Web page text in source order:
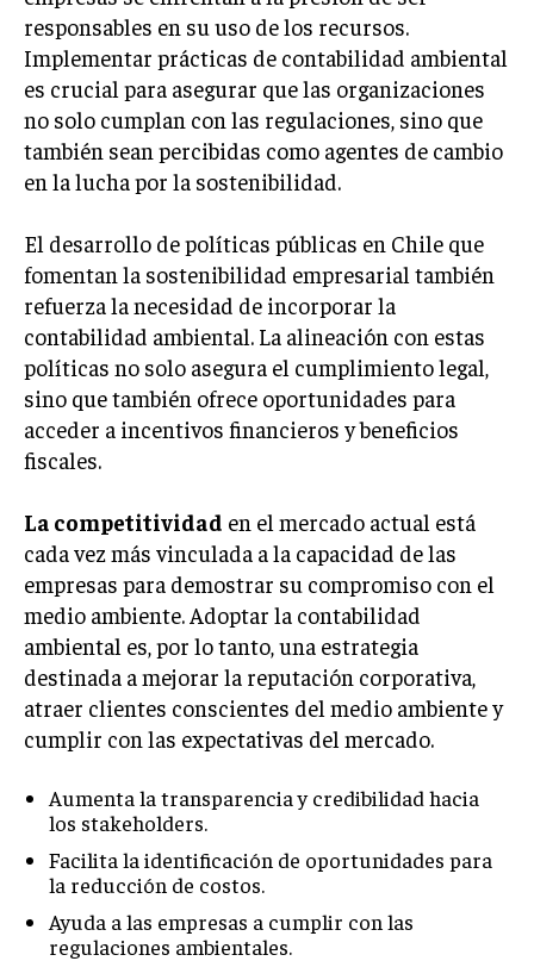
ÉTICA EMPRESARIAL Y RESPONSABILIDAD
SOCIAL
BLOG
Ricardo Mendoza
Soy Ricardo Mendoza, periodista de negocios e
innovación, con amplia trayectoria. Desde hace
más de diez años, colaboro en un reconocido
portal de noticias, abarcando desde noticias
corporativas hasta tendencias innovadoras. Creo firmemente en
el periodismo como motor de cambio, manteniendo a la
sociedad actualizada y proactiva.
Infórmate aquí.
responsables en su uso de los recursos.
Implementar prácticas de contabilidad ambiental
es crucial para asegurar que las organizaciones
no solo cumplan con las regulaciones, sino que
también sean percibidas como agentes de cambio
en la lucha por la sostenibilidad.
El desarrollo de políticas públicas en Chile que
fomentan la sostenibilidad empresarial también
refuerza la necesidad de incorporar la
contabilidad ambiental. La alineación con estas
políticas no solo asegura el cumplimiento legal,
sino que también ofrece oportunidades para
acceder a incentivos financieros y beneficios
fiscales.
La competitividad en el mercado actual está
cada vez más vinculada a la capacidad de las
empresas para demostrar su compromiso con el
medio ambiente. Adoptar la contabilidad
ambiental es, por lo tanto, una estrategia
destinada a mejorar la reputación corporativa,
atraer clientes conscientes del medio ambiente y
cumplir con las expectativas del mercado.
Aumenta la transparencia y credibilidad hacia
los stakeholders.
Facilita la identificación de oportunidades para
la reducción de costos.
Ayuda a las empresas a cumplir con las
regulaciones ambientales.